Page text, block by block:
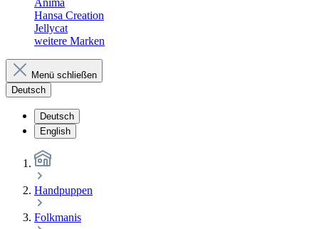
Anima
Hansa Creation
Jellycat
weitere Marken
Menü schließen
Deutsch
Deutsch
English
Handpuppen
Folkmanis